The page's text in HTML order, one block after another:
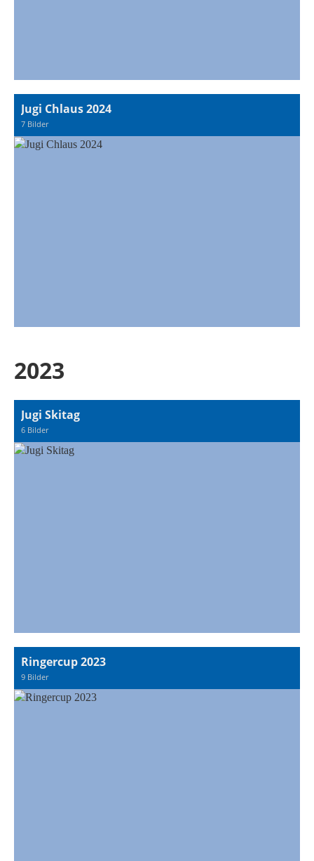
Jugi Chlaus 2024
7 Bilder
2023
Jugi Skitag
6 Bilder
Ringercup 2023
9 Bilder